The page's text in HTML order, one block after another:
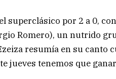
superclásico por 2 a 0,
Romero), un nutrido
resumía en su canto
jueves tenemos que